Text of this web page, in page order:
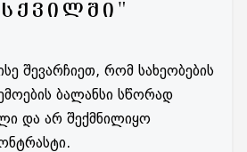
შევარჩიეთ, რომ სახეობების
ბალანსი სწორად
და არ შექმნილიყო